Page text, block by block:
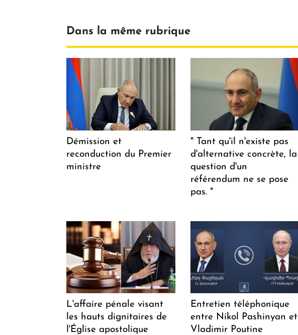
Dans la même rubrique
Démission et
reconduction du Premier
ministre
" Tant qu'il n'existe pas
d'alternative concrète, la
question d'un
référendum ne se pose
pas. "
L'affaire pénale visant
les hauts dignitaires de
l'Église apostolique
Entretien téléphonique
entre Nikol Pashinyan et
Vladimir Poutine